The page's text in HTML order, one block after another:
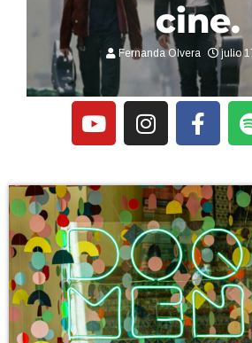
Fernanda Olvera